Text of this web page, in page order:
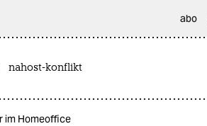
abo
nahost-konflikt
im Homeoffice